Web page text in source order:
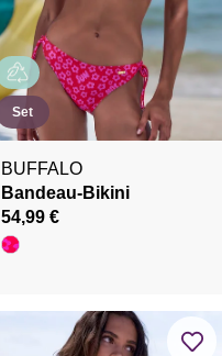
Set
BUFFALO
Bandeau-Bikini
54,99 €